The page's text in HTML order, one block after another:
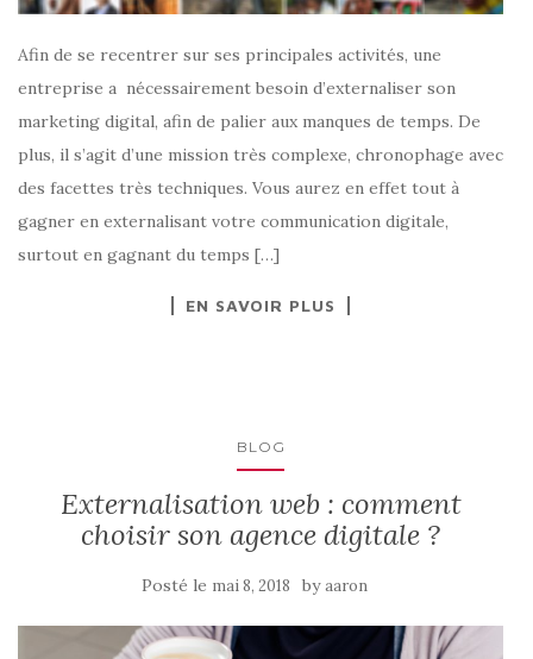
Afin de se recentrer sur ses principales activités, une
entreprise a nécessairement besoin d’externaliser son
marketing digital, afin de palier aux manques de temps. De
plus, il s’agit d’une mission très complexe, chronophage avec
des facettes très techniques. Vous aurez en effet tout à
gagner en externalisant votre communication digitale,
surtout en gagnant du temps […]
EN SAVOIR PLUS
BLOG
Externalisation web : comment
choisir son agence digitale ?
Posté le mai 8, 2018 byaaron